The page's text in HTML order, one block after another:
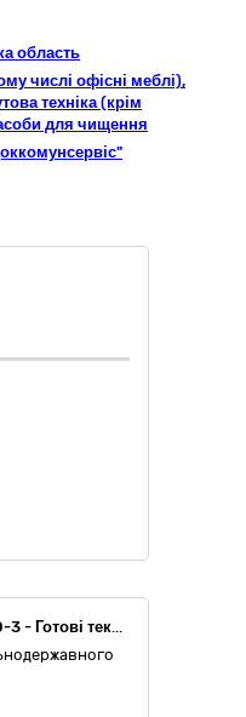
область
числі офісні меблі),
техніка (крім
для чищення
Тенти (Код ДК: 021:2015 39520000-3 - Готові текстильні вироби)